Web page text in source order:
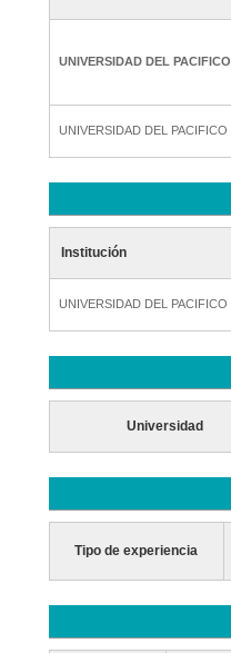
UNIVERSIDAD DEL PACIFICO
UNIVERSIDAD DEL PACIFICO
Institución
UNIVERSIDAD DEL PACIFICO
Universidad
Tipo de experiencia